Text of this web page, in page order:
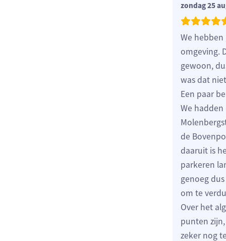
zondag 25
We
omgeving.
gewoon,
was dat
Een paar
We
de
daaruit is
parkeren
genoeg
om te
Over het
punten
zeker nog